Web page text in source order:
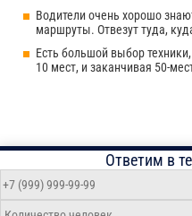
Водители очень хорошо
маршруты. Отвезут туда,
Есть большой выбор
10 мест, и заканчивая 50-
Ответим в